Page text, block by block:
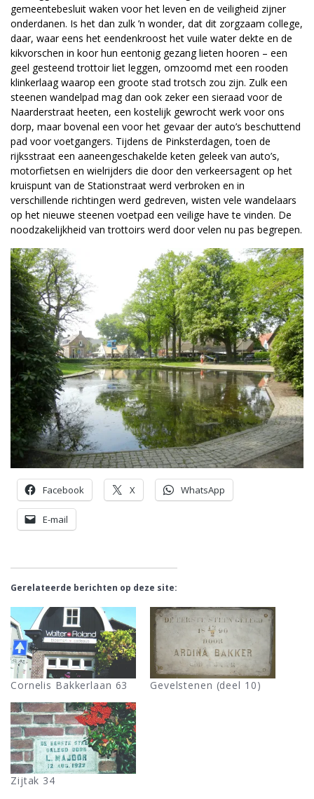
gemeentebesluit waken voor het leven en de veiligheid zijner
onderdanen. Is het dan zulk ’n wonder, dat dit zorgzaam college,
daar, waar eens het eendenkroost het vuile water dekte en de
kikvorschen in koor hun eentonig gezang lieten hooren – een
geel gesteend trottoir liet leggen, omzoomd met een rooden
klinkerlaag waarop een groote stad trotsch zou zijn. Zulk een
steenen wandelpad mag dan ook zeker een sieraad voor de
Naarderstraat heeten, een kostelijk gewrocht werk voor ons
dorp, maar bovenal een voor het gevaar der auto’s beschuttend
pad voor voetgangers. Tijdens de Pinksterdagen, toen de
rijksstraat een aaneengeschakelde keten geleek van auto’s,
motorfietsen en wielrijders die door den verkeersagent op het
kruispunt van de Stationstraat werd verbroken en in
verschillende richtingen werd gedreven, wisten vele wandelaars
op het nieuwe steenen voetpad een veilige have te vinden. De
noodzakelijkheid van trottoirs werd door velen nu pas begrepen.
Facebook X WhatsApp
E-mail
Gerelateerde berichten op deze site:
Cornelis Bakkerlaan 63 Gevelstenen (deel 10)
Zijtak 34